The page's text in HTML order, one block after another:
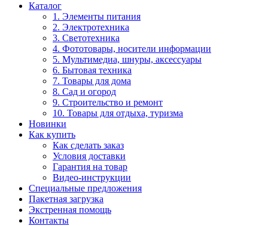
Каталог
1. Элементы питания
2. Электротехника
3. Светотехника
4. Фототовары, носители информации
5. Мультимедиа, шнуры, аксессуары
6. Бытовая техника
7. Товары для дома
8. Сад и огород
9. Строительство и ремонт
10. Товары для отдыха, туризма
Новинки
Как купить
Как сделать заказ
Условия доставки
Гарантия на товар
Видео-инструкции
Специальные предложения
Пакетная загрузка
Экстренная помощь
Контакты